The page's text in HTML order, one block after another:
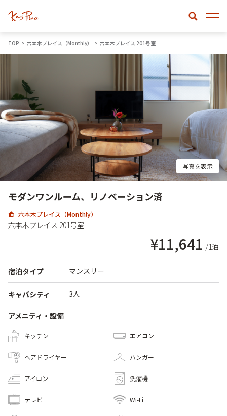
TOP 六本木プレイス（Monthly） 六本木プレイス 201号室
写真を表示
モダンワンルーム、リノベーション済
六本木プレイス（Monthly）
六本木プレイス 201号室
¥11,641 /1泊
宿泊タイプ マンスリー
キャパシティ 3人
アメニティ・設備
キッチン エアコン
へアドライヤー ハンガー
アイロン 洗濯機
テレビ Wi-Fi